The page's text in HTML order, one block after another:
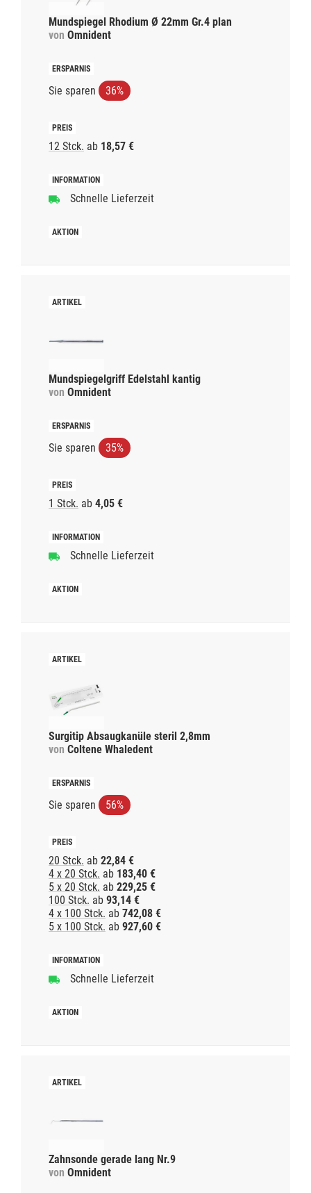
Mundspiegel Rhodium Ø 22mm Gr.4 plan
von Omnident
Sie sparen 36%
12 Stck. ab 18,57 €
Schnelle Lieferzeit
Mundspiegelgriff Edelstahl kantig
von Omnident
Sie sparen 35%
1 Stck. ab 4,05 €
Schnelle Lieferzeit
Surgitip Absaugkanüle steril 2,8mm
von Coltene Whaledent
Sie sparen 56%
20 Stck. ab 22,84 €
4 x 20 Stck. ab 183,40 €
5 x 20 Stck. ab 229,25 €
100 Stck. ab 93,14 €
4 x 100 Stck. ab 742,08 €
5 x 100 Stck. ab 927,60 €
Schnelle Lieferzeit
Zahnsonde gerade lang Nr.9
von Omnident